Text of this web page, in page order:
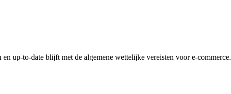
up-to-date blijft met de algemene wettelijke vereisten voor e-commerce.